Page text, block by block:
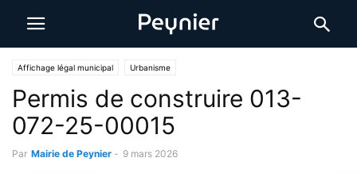
Affichage légal municipal Urbanisme
Permis de construire 013-
072-25-00015
Par Mairie de Peynier - 9 mars 2026